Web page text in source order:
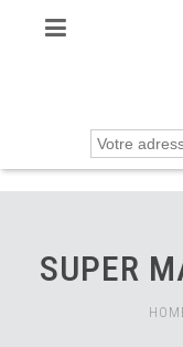
SUPER